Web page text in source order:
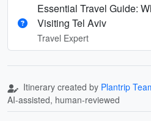
Essential Travel Guide:
Visiting Tel Aviv
Travel Expert
Itinerary created by Plantrip
AI-assisted, human-reviewed